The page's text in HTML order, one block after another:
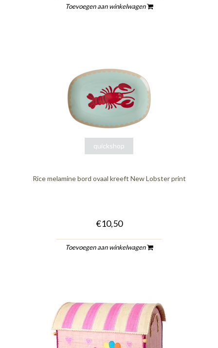
Toevoegen aan winkelwagen
quickshop
Rice melamine bord ovaal kreeft New Lobster print
€10,50
Toevoegen aan winkelwagen